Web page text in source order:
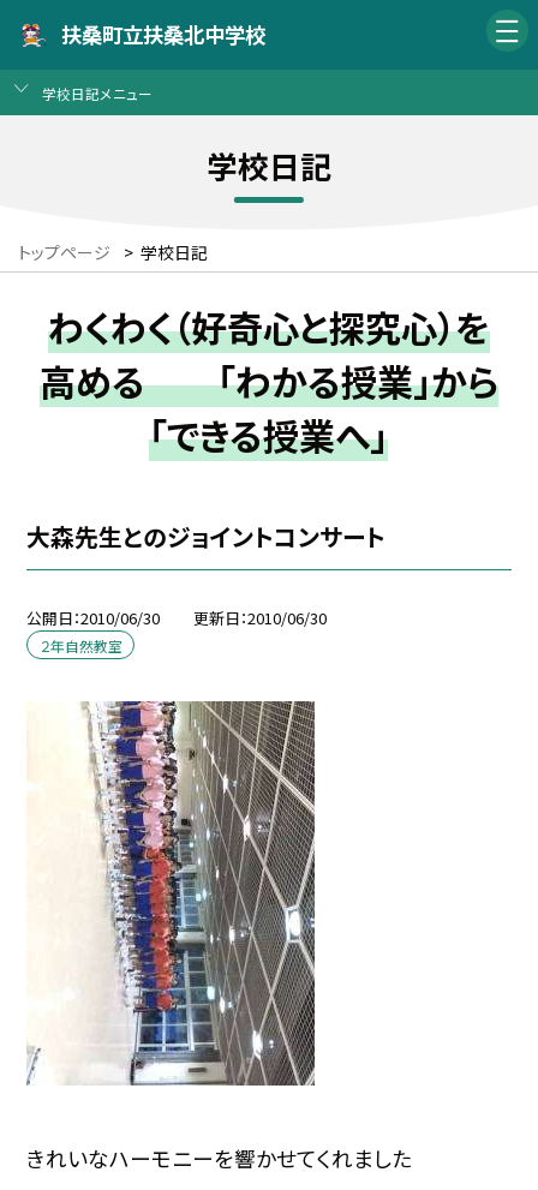
扶桑町立扶桑北中学校
学校日記メニュー
学校日記
トップページ > 学校日記
わくわく（好奇心と探究心）を
高める 「わかる授業」から
「できる授業へ」
大森先生とのジョイントコンサート
公開日 2010/06/30 更新日 2010/06/30
２年自然教室
きれいなハーモニーを響かせてくれました